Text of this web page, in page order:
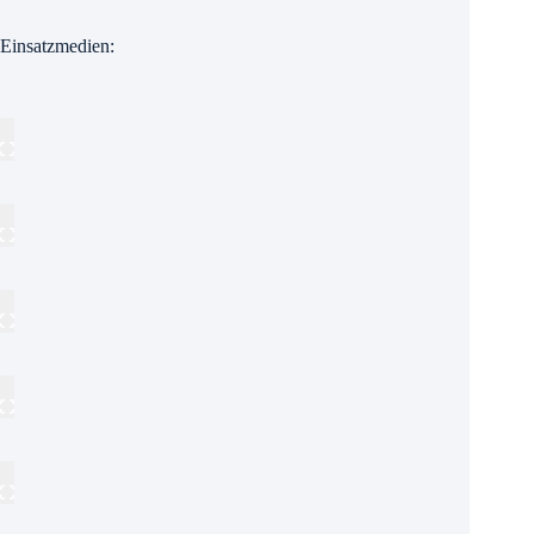
Einsatzmedien: